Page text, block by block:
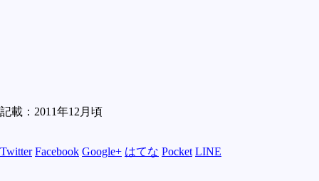
記載：2011年12月頃
Twitter Facebook Google+ はてな Pocket LINE